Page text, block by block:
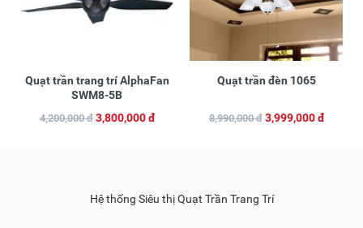
Quạt trần trang trí AlphaFan
SWM8-5B
4,200,000 đ 3,800,000 đ
Quạt trần đèn 1065
8,990,000 đ 3,999,000 đ
Hệ thống Siêu thị Quạt Trần Trang Trí